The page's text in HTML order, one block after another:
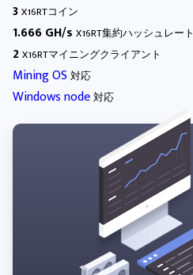
3X16RTコイン
1.666 GH/s X16RT集約ハッシュレート
2X16RTマイニングクライアント
Mining OS 対応
Windows node対応